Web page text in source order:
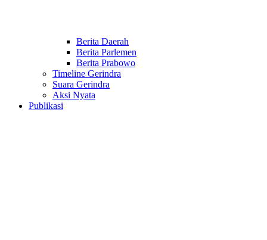
Berita Daerah
Berita Parlemen
Berita Prabowo
Timeline Gerindra
Suara Gerindra
Aksi Nyata
Publikasi